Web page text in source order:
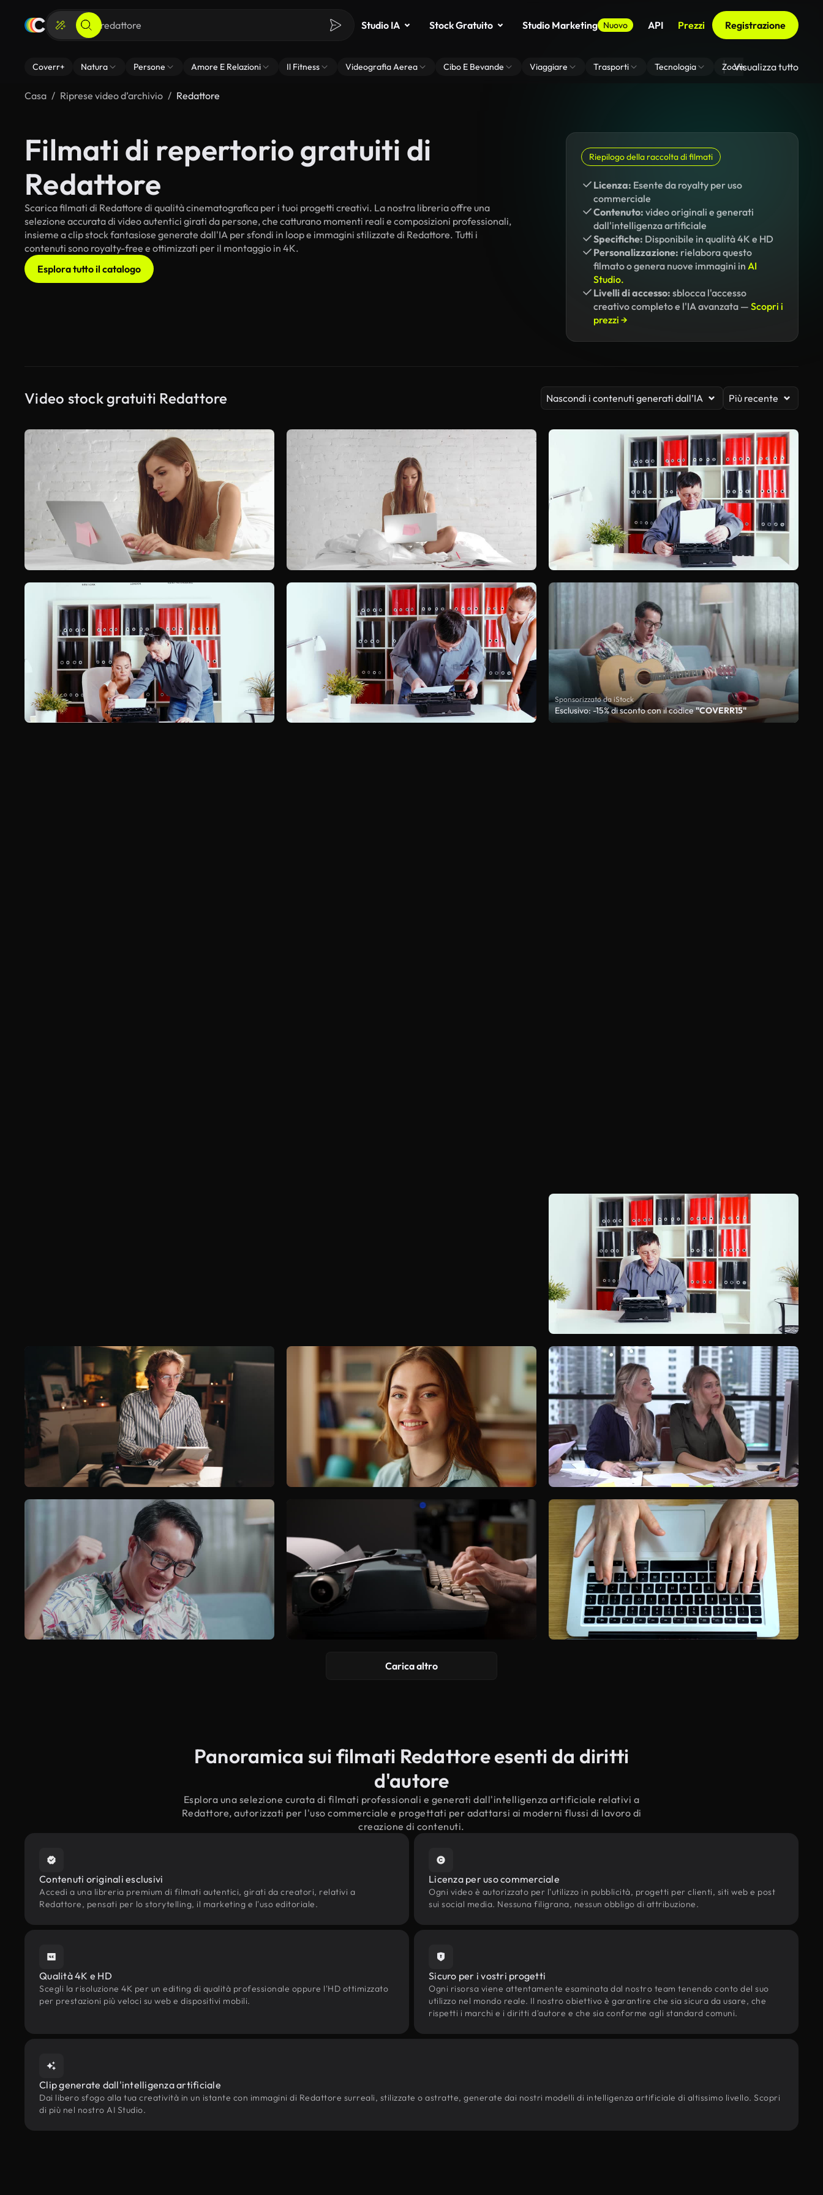
Studio IA Stock Gratuito Studio Marketing Nuovo API Prezzi Registrazione
Coverr+ Natura Persone Amore E Relazioni Il Fitness Videografia Aerea Cibo E Bevande Viaggiare Trasporti Tecnologia Zoom Di Sfondo Virtuale
Visualizza tutto
Casa Riprese video d’archivio Redattore
Filmati di repertorio gratuiti di
Redattore
Scarica filmati di Redattore di qualità cinematografica per i tuoi progetti creativi. La nostra libreria offre una
selezione accurata di video autentici girati da persone, che catturano momenti reali e composizioni professionali,
insieme a clip stock fantasiose generate dall'IA per sfondi in loop e immagini stilizzate di Redattore. Tutti i
contenuti sono royalty-free e ottimizzati per il montaggio in 4K.
Esplora tutto il catalogo
Riepilogo della raccolta di filmati
Licenza: Esente da royalty per uso
commerciale
Contenuto: video originali e generati
dall'intelligenza artificiale
Specifiche: Disponibile in qualità 4K e HD
Personalizzazione: rielabora questo
filmato o genera nuove immagini in AI
Studio.
Livelli di accesso: sblocca l'accesso
creativo completo e l'IA avanzata — Scopri i
prezzi →
Video stock gratuiti Redattore Nascondi i contenuti generati dall’IA Più recente
Sponsorizzato da iStock
Esclusivo: -15% di sconto con il codice"COVERR15"
Carica altro
Panoramica sui filmati Redattore esenti da diritti
d'autore
Esplora una selezione curata di filmati professionali e generati dall'intelligenza artificiale relativi a
Redattore, autorizzati per l'uso commerciale e progettati per adattarsi ai moderni flussi di lavoro di
creazione di contenuti.
Contenuti originali esclusivi
Accedi a una libreria premium di filmati autentici, girati da creatori, relativi a
Redattore, pensati per lo storytelling, il marketing e l'uso editoriale.
Licenza per uso commerciale
Ogni video è autorizzato per l'utilizzo in pubblicità, progetti per clienti, siti web e post
sui social media. Nessuna filigrana, nessun obbligo di attribuzione.
Qualità 4K e HD
Scegli la risoluzione 4K per un editing di qualità professionale oppure l'HD ottimizzato
per prestazioni più veloci su web e dispositivi mobili.
Sicuro per i vostri progetti
Ogni risorsa viene attentamente esaminata dal nostro team tenendo conto del suo
utilizzo nel mondo reale. Il nostro obiettivo è garantire che sia sicura da usare, che
rispetti i marchi e i diritti d'autore e che sia conforme agli standard comuni.
Clip generate dall'intelligenza artificiale
Dai libero sfogo alla tua creatività in un istante con immagini di Redattore surreali, stilizzate o astratte, generate dai nostri modelli di intelligenza artificiale di altissimo livello. Scopri
di più nel nostro AI Studio.